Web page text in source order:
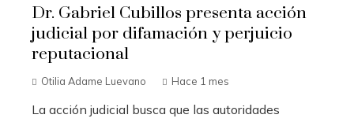
Dr. Gabriel Cubillos presenta acción
judicial por difamación y perjuicio
reputacional
Otilia Adame Luevano Hace 1 mes
La acción judicial busca que las autoridades